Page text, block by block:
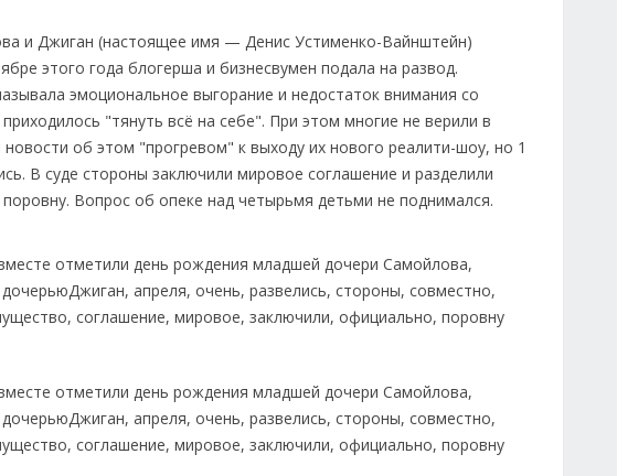
и Джиган (настоящее имя — Денис Устименко-Вайнштейн)
этого года блогерша и бизнесвумен подала на развод.
эмоциональное выгорание и недостаток внимания со
"тянуть всё на себе". При этом многие не верили в
новости об этом "прогревом" к выходу их нового реалити-шоу, но 1
В суде стороны заключили мировое соглашение и разделили
Вопрос об опеке над четырьмя детьми не поднимался.